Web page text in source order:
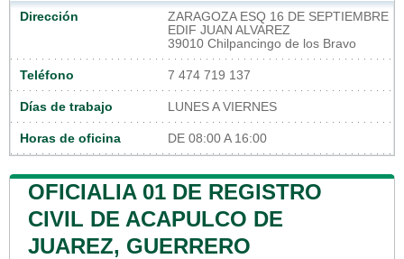
Dirección
ZARAGOZA ESQ 16 DE SEPTIEMBRE
EDIF JUAN ALVAREZ
39010 Chilpancingo de los Bravo
Teléfono 7 474 719 137
Días de trabajo LUNES A VIERNES
Horas de oficina DE 08:00 A 16:00
OFICIALIA 01 DE REGISTRO
CIVIL DE ACAPULCO DE
JUAREZ, GUERRERO